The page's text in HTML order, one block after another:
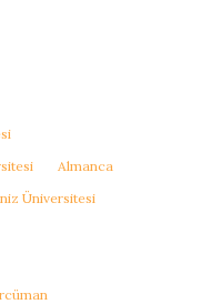
Almanca
Üniversitesi